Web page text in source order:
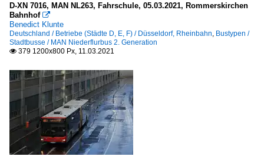
D-XN 7016, MAN NL263, Fahrschule, 05.03.2021, Rommerskirchen
Bahnhof 
Benedict Klunte
Deutschland / Betriebe (Städte D, E, F) / Düsseldorf, Rheinbahn Bustypen /
Stadtbusse / MAN Niederflurbus 2. Generation
 379 1200x800 Px, 11.03.2021